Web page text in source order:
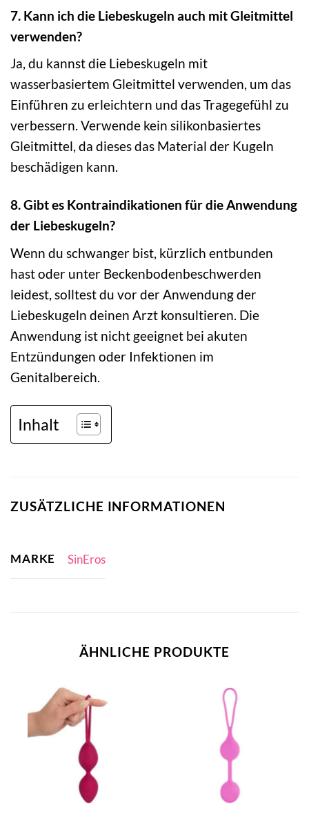
7. Kann ich die Liebeskugeln auch mit Gleitmittel
verwenden?
Ja, du kannst die Liebeskugeln mit
wasserbasiertem Gleitmittel verwenden, um das
Einführen zu erleichtern und das Tragegefühl zu
verbessern. Verwende kein silikonbasiertes
Gleitmittel, da dieses das Material der Kugeln
beschädigen kann.
8. Gibt es Kontraindikationen für die Anwendung
der Liebeskugeln?
Wenn du schwanger bist, kürzlich entbunden
hast oder unter Beckenbodenbeschwerden
leidest, solltest du vor der Anwendung der
Liebeskugeln deinen Arzt konsultieren. Die
Anwendung ist nicht geeignet bei akuten
Entzündungen oder Infektionen im
Genitalbereich.
Inhalt
ZUSÄTZLICHE INFORMATIONEN
MARKE SinEros
ÄHNLICHE PRODUKTE